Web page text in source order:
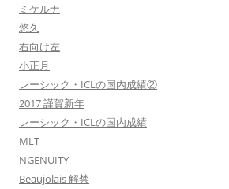
ミケルナ
悠久
右向け左
小正月
レーシック・ICLの国内成績②
2017 謹賀新年
レーシック・ICLの国内成績
MLT
NGENUITY
Beaujolais 解禁